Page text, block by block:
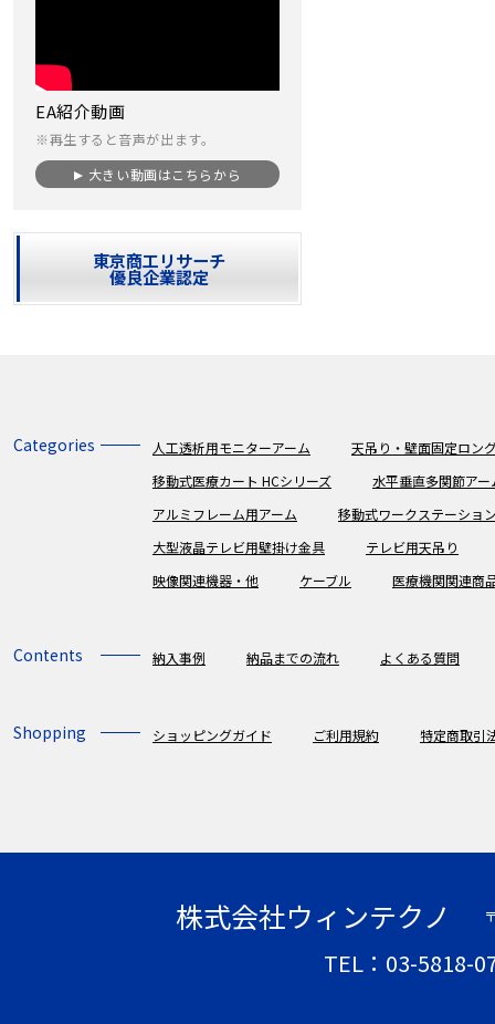
EA紹介動画
※再生すると音声が出ます。
大きい動画はこちらから
東京商工リサーチ
優良企業認定
Categories 人工透析用モニターアーム
天吊り・壁面固定ロン
移動式医療カート HCシリーズ
水平垂直多関節アー
アルミフレーム用アーム
移動式ワークステーショ
大型液晶テレビ用壁掛け金具
テレビ用天吊り
映像関連機器・他
ケーブル 医療機関関連商
Contents 納入事例 納品までの流れ よくある質問
Shopping ショッピングガイド ご利用規約 特定商取引
株式会社ウィンテクノ
TEL：03-5818-